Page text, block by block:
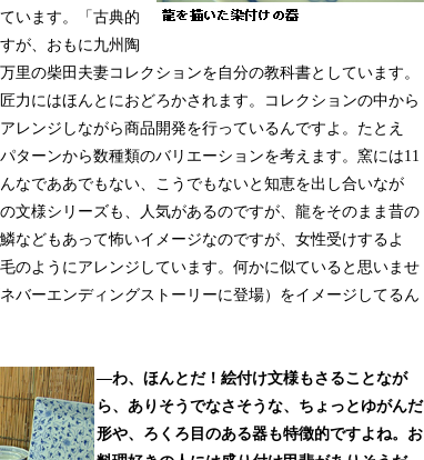
います。「古典的
が、おもに九州陶
里の柴田夫妻コレクションを自分の教科書としています。
力にはほんとにおどろかされます。コレクションの中から
レンジしながら商品開発を行っているんですよ。たとえ
ターンから数種類のバリエーションを考えます。窯には11
なでああでもない、こうでもないと知恵を出し合いなが
文様シリーズも、人気があるのですが、龍をそのまま昔の
などもあって怖いイメージなのですが、女性受けするよ
のようにアレンジしています。何かに似ていると思いませ
バーエンディングストーリーに登場）をイメージしてるん
―わ、ほんとだ！絵付け文様もさることなが
ら、ありそうでなさそうな、ちょっとゆがんだ
形や、ろくろ目のある器も特徴的ですよね。お